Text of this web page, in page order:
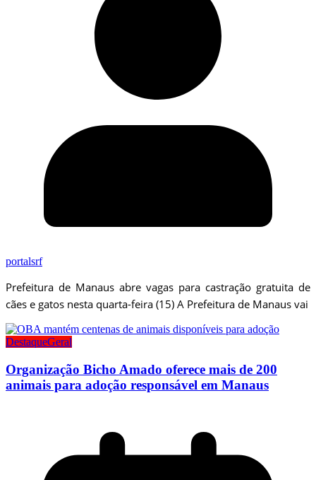
portalsrf
Prefeitura de Manaus abre vagas para castração gratuita de
cães e gatos nesta quarta-feira (15) A Prefeitura de Manaus vai
DestaqueGeral
Organização Bicho Amado oferece mais de 200
animais para adoção responsável em Manaus